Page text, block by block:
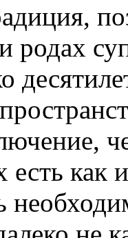
есть